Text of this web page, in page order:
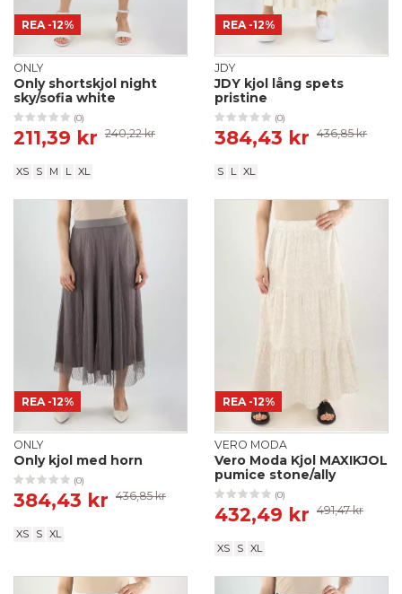
REA -12%
ONLY
Only shortskjol night
sky/sofia white
(0)
211,39 kr 240,22 kr
XS S M L XL
REA -12%
JDY
JDY kjol lång spets
pristine
(0)
384,43 kr 436,85 kr
S L XL
REA -12%
ONLY
Only kjol med horn
(0)
384,43 kr 436,85 kr
XS S XL
REA -12%
VERO MODA
Vero Moda Kjol MAXIKJOL
pumice stone/ally
(0)
432,49 kr 491,47 kr
XS S XL